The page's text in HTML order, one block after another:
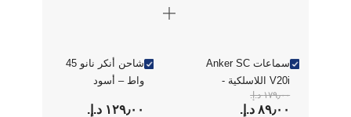
سماعات Anker SC
V20i اللاسلكية -
أسود
٨٩٫٠٠ د.إ.‏
١٧٩٫٠٠ د.إ.‏
شاحن أنكر نانو 45
واط – أسود
١٢٩٫٠٠ د.إ.‏